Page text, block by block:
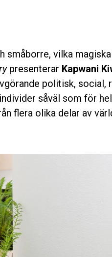
småborre, vilka
presenterar Kapwani
politisk, social,
såväl som för
flera olika delar av